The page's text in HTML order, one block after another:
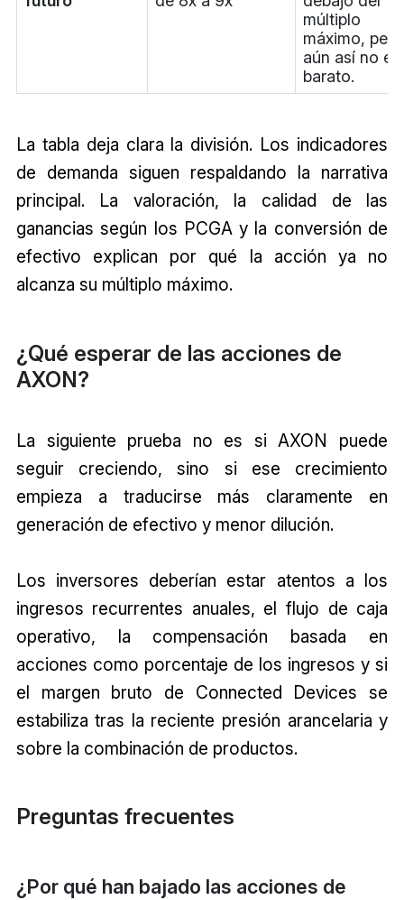
múltiplo
máximo, pero
aún así no es
barato.
La tabla deja clara la división. Los indicadores
de demanda siguen respaldando la narrativa
principal. La valoración, la calidad de las
ganancias según los PCGA y la conversión de
efectivo explican por qué la acción ya no
alcanza su múltiplo máximo.
¿Qué esperar de las acciones de
AXON?
La siguiente prueba no es si AXON puede
seguir creciendo, sino si ese crecimiento
empieza a traducirse más claramente en
generación de efectivo y menor dilución.
Los inversores deberían estar atentos a los
ingresos recurrentes anuales, el flujo de caja
operativo, la compensación basada en
acciones como porcentaje de los ingresos y si
el margen bruto de Connected Devices se
estabiliza tras la reciente presión arancelaria y
sobre la combinación de productos.
Preguntas frecuentes
¿Por qué han bajado las acciones de